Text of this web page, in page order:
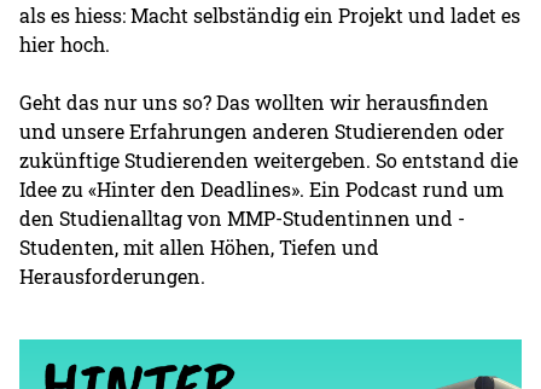
als es hiess: Macht selbständig ein Projekt und ladet es
hier hoch.
Geht das nur uns so? Das wollten wir herausfinden
und unsere Erfahrungen anderen Studierenden oder
zukünftige Studierenden weitergeben. So entstand die
Idee zu «Hinter den Deadlines». Ein Podcast rund um
den Studienalltag von MMP-Studentinnen und -
Studenten, mit allen Höhen, Tiefen und
Herausforderungen.